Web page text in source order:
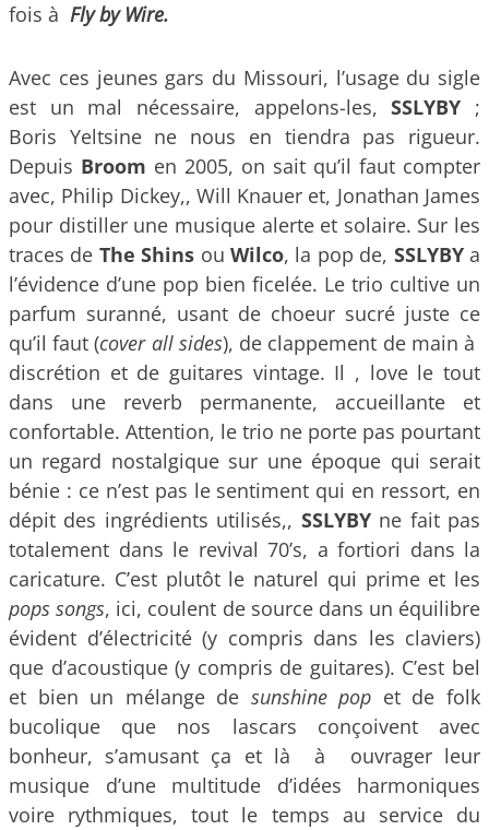
fois à Fly by Wire.
Avec ces jeunes gars du Missouri, l’usage du sigle
est un mal nécessaire, appelons-les,SSLYBY ;
Boris Yeltsine ne nous en tiendra pas rigueur.
Depuis Broom en 2005, on sait qu’il faut compter
avec, Philip Dickey,, Will Knauer et, Jonathan James
pour distiller une musique alerte et solaire. Sur les
traces de The Shins ouWilco, la pop de, SSLYBYa
l’évidence d’une pop bien ficelée. Le trio cultive un
parfum suranné, usant de choeur sucré juste ce
qu’il faut (cover all sides), de clappement de main à
discrétion et de guitares vintage. Il , love le tout
dans une reverb permanente, accueillante et
confortable. Attention, le trio ne porte pas pourtant
un regard nostalgique sur une époque qui serait
bénie : ce n’est pas le sentiment qui en ressort, en
dépit des ingrédients utilisés,, SSLYBY ne fait pas
totalement dans le revival 70’s, a fortiori dans la
caricature. C’est plutôt le naturel qui prime et les
pops songs, ici, coulent de source dans un équilibre
évident d’électricité (y compris dans les claviers)
que d’acoustique (y compris de guitares). C’est bel
et bien un mélange de sunshine pop et de folk
bucolique que nos lascars conçoivent avec
bonheur, s’amusant ça et là à ouvrager leur
musique d’une multitude d’idées harmoniques
voire rythmiques, tout le temps au service du